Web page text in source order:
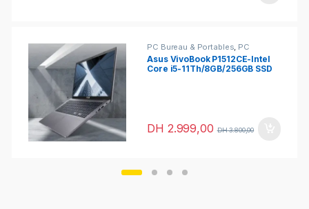
PC Bureau & Portables PC
Portables Ultrabooks
Asus VivoBook P1512CE-Intel
Core i5-11Th/8GB/256GB SSD
DH 2.999,00 DH3.800,00